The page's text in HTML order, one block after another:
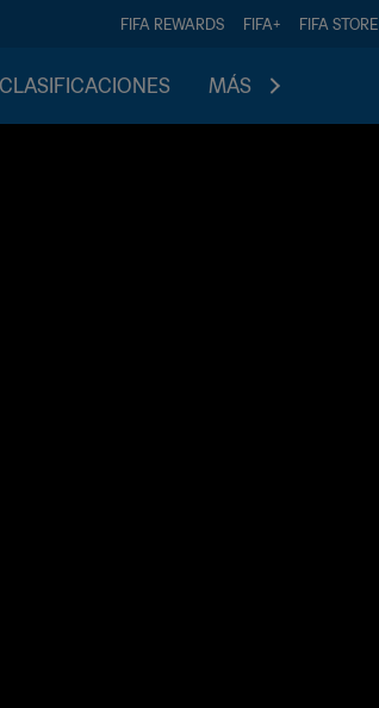
FIFA REWARDS FIFA+ FIFA STORE
CLASIFICACIONES MÁS